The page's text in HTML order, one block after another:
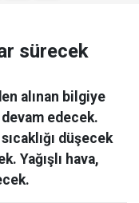
sürecek
alınan bilgiye
edecek.
düşecek
Yağışlı hava,